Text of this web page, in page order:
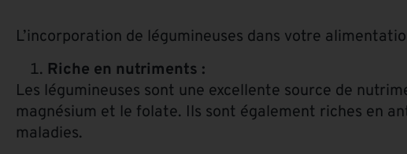
L’incorporation de légumineuses dans votre
Riche en nutriments :
Les légumineuses sont une excellente source de
magnésium et le folate. Ils sont également riches en
maladies.